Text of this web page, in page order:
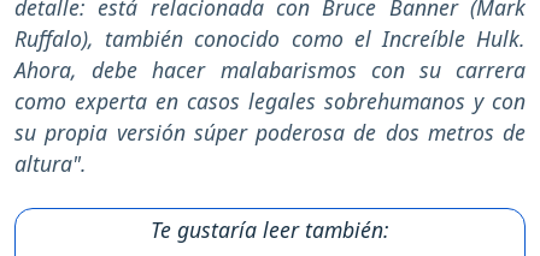
detalle: está relacionada con Bruce Banner (Mark
Ruffalo), también conocido como el Increíble Hulk.
Ahora, debe hacer malabarismos con su carrera
como experta en casos legales sobrehumanos y con
su propia versión súper poderosa de dos metros de
altura".
Te gustaría leer también: